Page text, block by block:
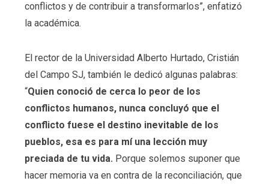
conflictos y de contribuir a transformarlos”, enfatizó
la académica.
El rector de la Universidad Alberto Hurtado, Cristián
del Campo SJ, también le dedicó algunas palabras:
“Quien conoció de cerca lo peor de los
conflictos humanos, nunca concluyó que el
conflicto fuese el destino inevitable de los
pueblos, esa es para mí una lección muy
preciada de tu vida. Porque solemos suponer que
hacer memoria va en contra de la reconciliación, que